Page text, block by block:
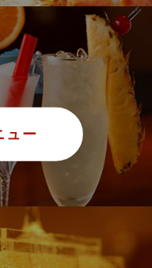
ュー